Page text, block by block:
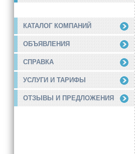
КАТАЛОГ КОМПАНИЙ
ОБЪЯВЛЕНИЯ
СПРАВКА
УСЛУГИ И ТАРИФЫ
ОТЗЫВЫ И ПРЕДЛОЖЕНИЯ